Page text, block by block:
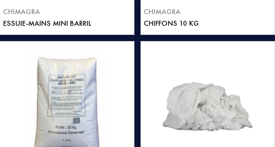
CHIMAGRA
ESSUIE-MAINS MINI BARRIL
CHIMAGRA
CHIFFONS 10 KG